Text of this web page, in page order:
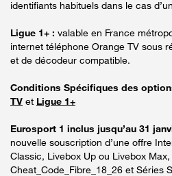
identifiants habituels dans le cas
Ligue 1+ : valable en France
internet téléphone Orange TV sous
et de décodeur compatible.
Conditions Spécifiques des
TV et Ligue 1+
Eurosport 1 inclus jusqu’au 31
nouvelle souscription d’une offre
Classic, Livebox Up ou Livebox
Cheat_Code_Fibre_18_26 et Séries